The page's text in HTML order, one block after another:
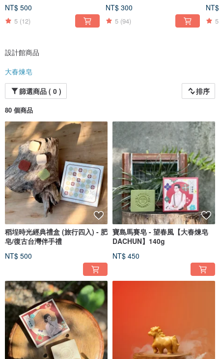
NT$ 500
5 (12)
NT$ 300
5 (94) 5
設計館商品
大春煉皂
篩選商品 ( 0 )
排序
80 個商品
稻埕時光經典禮盒 (旅行四入) - 肥
皂/復古台灣伴手禮
NT$ 500
寶島馬賽皂 - 望春風【大春煉皂
DACHUN】140g
NT$ 450